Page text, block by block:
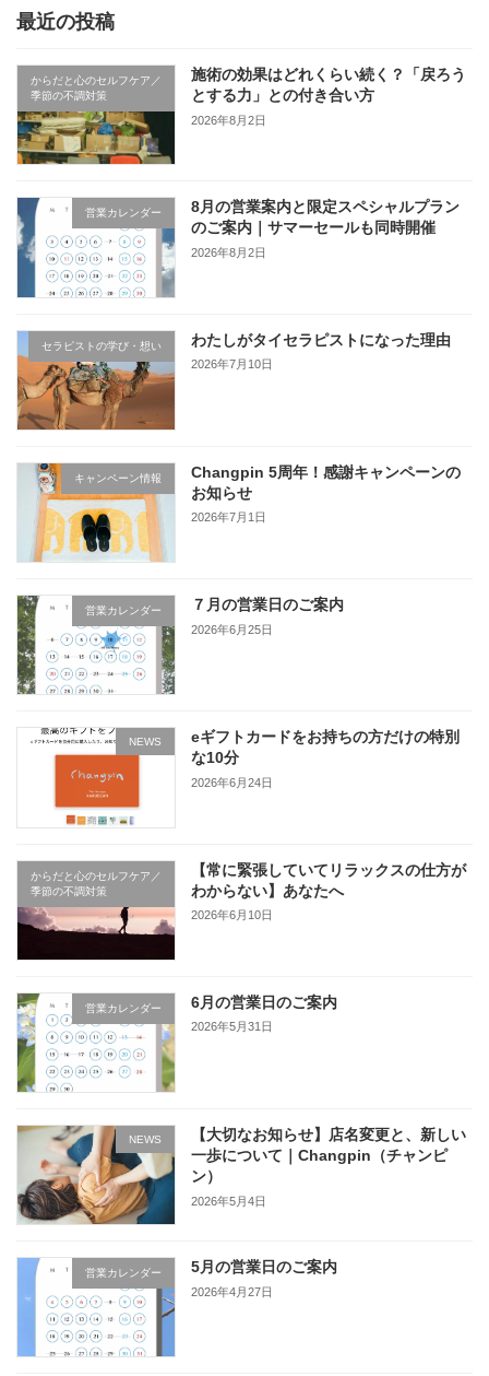
最近の投稿
からだと心のセルフケア／
季節の不調対策
施術の効果はどれくらい続く？「戻ろう
とする力」との付き合い方
2026年8月2日
営業カレンダー
8月の営業案内と限定スペシャルプラン
のご案内｜サマーセールも同時開催
2026年8月2日
セラピストの学び・想い わたしがタイセラピストになった理由
2026年7月10日
キャンペーン情報
Changpin 5周年！感謝キャンペーンの
お知らせ
2026年7月1日
営業カレンダー ７月の営業日のご案内
2026年6月25日
NEWS
eギフトカードをお持ちの方だけの特別
な10分
2026年6月24日
からだと心のセルフケア／
季節の不調対策
【常に緊張していてリラックスの仕方が
わからない】あなたへ
2026年6月10日
営業カレンダー 6月の営業日のご案内
2026年5月31日
NEWS
【大切なお知らせ】店名変更と、新しい
一歩について｜Changpin（チャンピ
ン）
2026年5月4日
営業カレンダー 5月の営業日のご案内
2026年4月27日